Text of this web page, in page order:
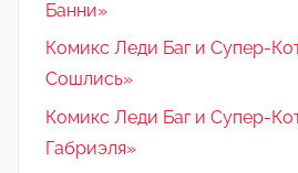
Банни»
Комикс Леди Баг и Супер-
Сошлись»
Комикс Леди Баг и Супер-
Габриэля»